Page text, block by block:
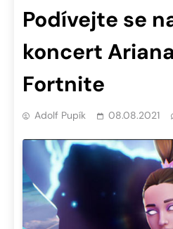
Podívejte se
koncert
Fortnite
Adolf Pupík 08.08.2021